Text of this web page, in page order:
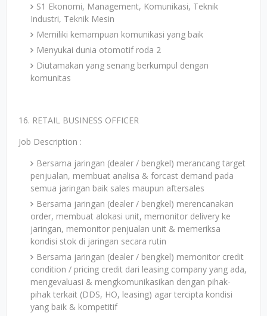
S1 Ekonomi, Management, Komunikasi, Teknik
Industri, Teknik Mesin
Memiliki kemampuan komunikasi yang baik
Menyukai dunia otomotif roda 2
Diutamakan yang senang berkumpul dengan
komunitas
16. RETAIL BUSINESS OFFICER
Job Description :
Bersama jaringan (dealer / bengkel) merancang target
penjualan, membuat analisa & forcast demand pada
semua jaringan baik sales maupun aftersales
Bersama jaringan (dealer / bengkel) merencanakan
order, membuat alokasi unit, memonitor delivery ke
jaringan, memonitor penjualan unit & memeriksa
kondisi stok di jaringan secara rutin
Bersama jaringan (dealer / bengkel) memonitor credit
condition / pricing credit dari leasing company yang ada,
mengevaluasi & mengkomunikasikan dengan pihak-
pihak terkait (DDS, HO, leasing) agar tercipta kondisi
yang baik & kompetitif